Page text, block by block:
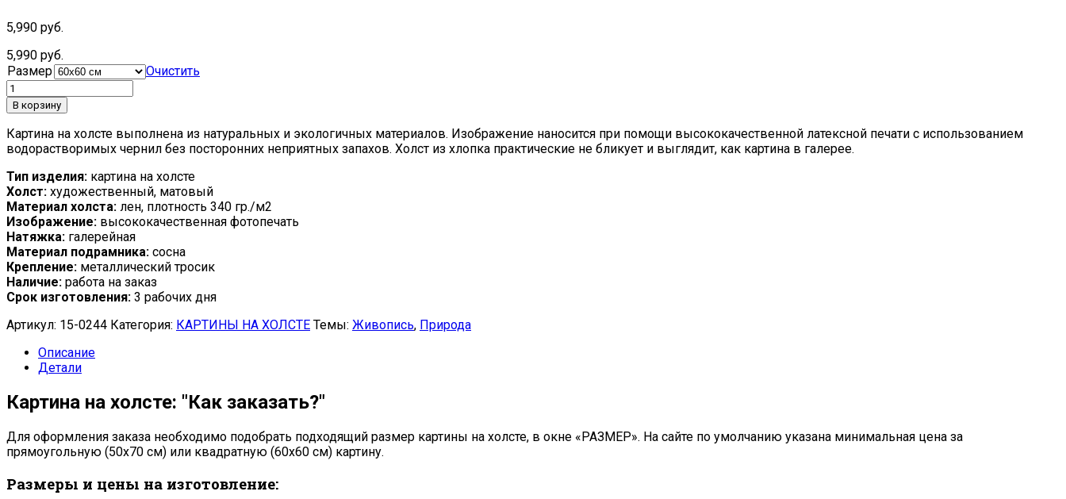
5,990 руб.
5,990 руб.
Размер
Очистить
В корзину
Картина на холсте выполнена из натуральных и экологичных материалов. Изображение наносится при помощи высококачественной латексной печати с использованием
водорастворимых чернил без посторонних неприятных запахов. Холст из хлопка практические не бликует и выглядит, как картина в галерее.
Тип изделия: картина на холсте
Холст: художественный, матовый
Материал холста: лен, плотность 340 гр./м2
Изображение: высококачественная фотопечать
Натяжка: галерейная
Материал подрамника: сосна
Крепление: металлический тросик
Наличие: работа на заказ
Срок изготовления: 3 рабочих дня
Артикул: 15-0244 Категория: КАРТИНЫ НА ХОЛСТЕ Темы: Живопись, Природа
Описание
Детали
Картина на холсте: "Как заказать?"
Для оформления заказа необходимо подобрать подходящий размер картины на холсте, в окне «РАЗМЕР». На сайте по умолчанию указана минимальная цена за
прямоугольную (50х70 см) или квадратную (60х60 см) картину.
Размеры и цены на изготовление: